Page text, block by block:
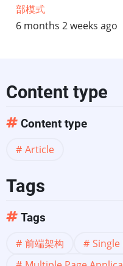
程
您
真
的
需
要
SPA
部模式
6 months 2 weeks ago
Content type
Content type
Article
Tags
Tags
前端架构